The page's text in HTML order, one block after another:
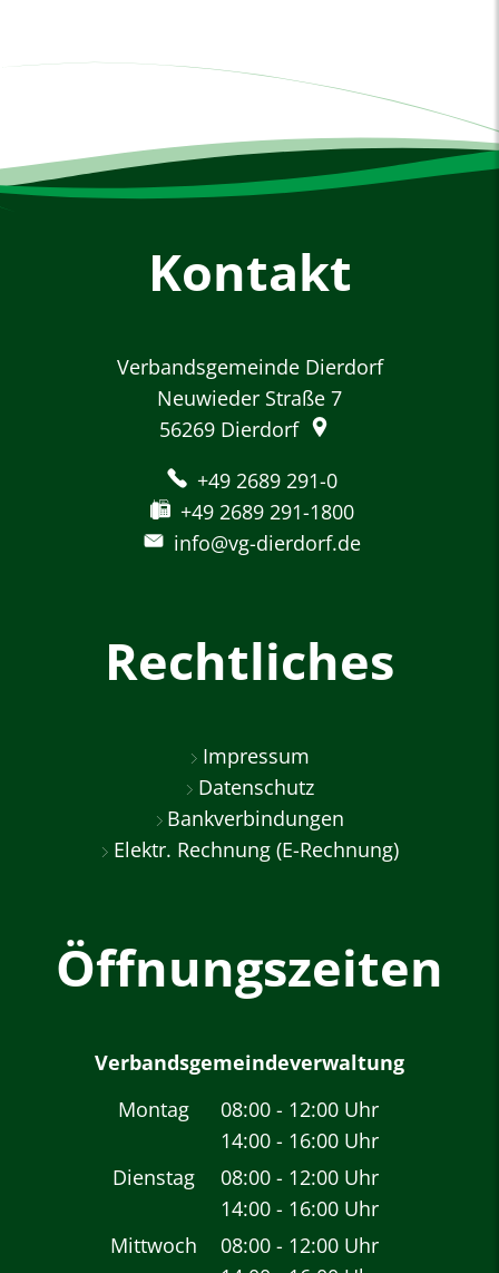
Kontakt
Verbandsgemeinde Dierdorf
Neuwieder Straße 7
56269 Dierdorf
+49 2689 291-0
+49 2689 291-1800
info@vg-dierdorf.de
Rechtliches
Impressum
Datenschutz
Bankverbindungen
Elektr. Rechnung (E-Rechnung)
Öffnungszeiten
Verbandsgemeindeverwaltung
Montag
08:00 - 12:00 Uhr
Von 08:00 bis 12:00
14:00 - 16:00 Uhr
Von 14:00 bis 16:00
Dienstag 08:00 - 12:00 Uhr
Von 08:00 bis 12:00
14:00 - 16:00 Uhr
Von 14:00 bis 16:00
Mittwoch 08:00 - 12:00 Uhr